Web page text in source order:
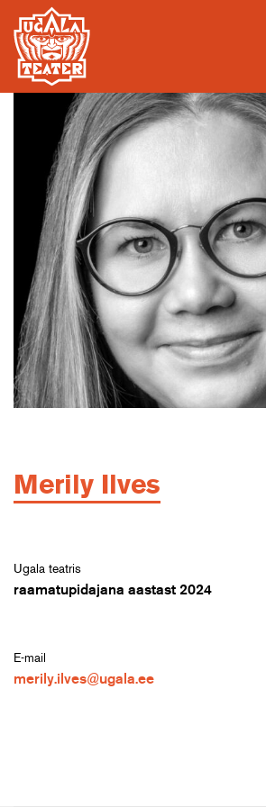
Merily Ilves
Ugala teatris
raamatupidajana aastast 2024
E-mail
merily.ilves@ugala.ee